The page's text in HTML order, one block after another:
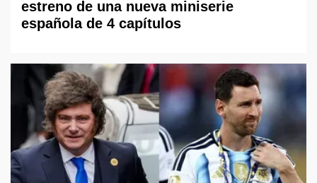
estreno de una nueva miniserie
española de 4 capítulos